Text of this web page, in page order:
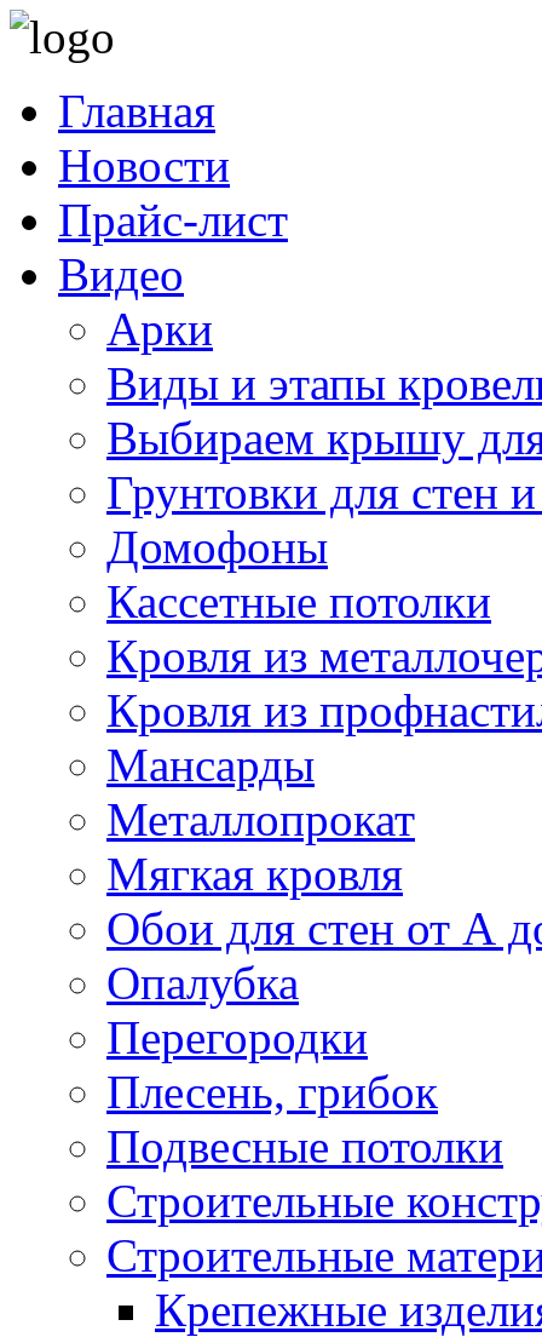
Главная
Новости
Прайс-лист
Видео
Арки
Виды и этапы
Выбираем крышу
Грунтовки для стен
Домофоны
Кассетные потолки
Кровля из
Кровля из
Мансарды
Металлопрокат
Мягкая кровля
Обои для стен от А
Опалубка
Перегородки
Плесень, грибок
Подвесные потолки
Строительные
Строительные
Крепежные